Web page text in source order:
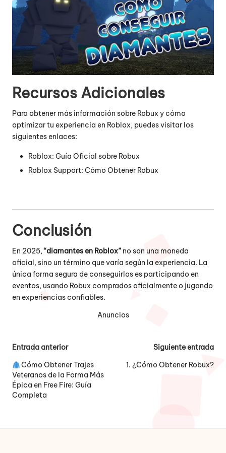
Recursos Adicionales
Para obtener más información sobre Robux y cómo
optimizar tu experiencia en Roblox, puedes visitar los
siguientes enlaces:
Roblox: Guía Oficial sobre Robux
Roblox Support: Cómo Obtener Robux
Conclusión
En 2025,“diamantes en Roblox” no son una moneda
oficial, sino un término que varía según la experiencia. La
única forma segura de conseguirlos es participando en
eventos, usando Robux comprados oficialmente o jugando
en experiencias confiables.
Anuncios
Navegación
de
entradas
Entrada anterior
Cómo Obtener Trajes
Veteranos de la Forma Más
Épica en Free Fire: Guía
Completa
Siguiente entrada
1. ¿Cómo Obtener Robux?